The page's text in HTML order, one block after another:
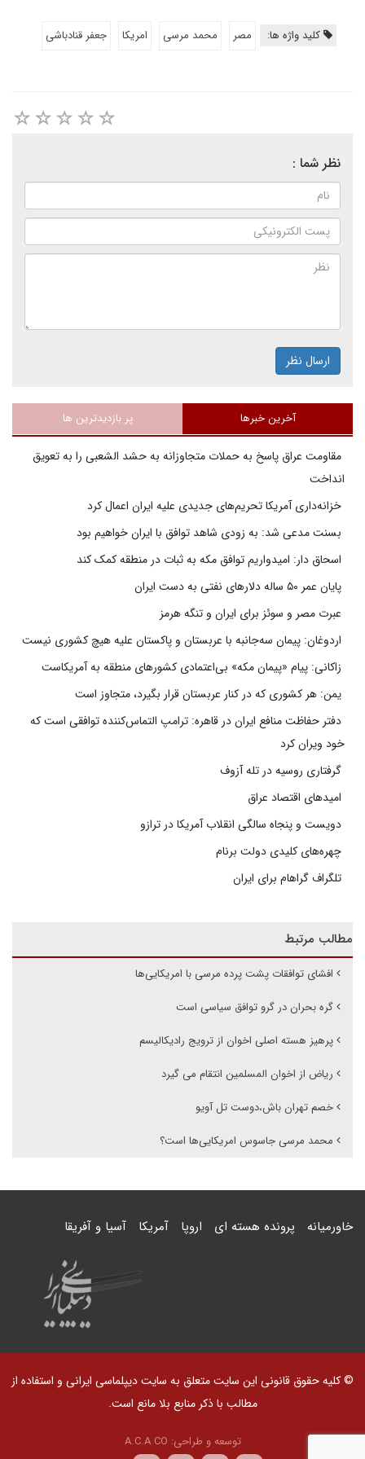
کلید واژه ها: مصر محمد مرسی امریکا جعفر قنادباشی
نظر شما :
ارسال نظر
آخرین خبرها پر بازدیدترین ها
مقاومت عراق پاسخ به حملات متجاوزانه به حشد الشعبی را به تعویق
انداخت
خزانه‌داری آمریکا تحریم‌های جدیدی علیه ایران اعمال کرد
بسنت مدعی شد: به زودی شاهد توافق با ایران خواهیم بود
اسحاق دار: امیدواریم توافق مکه به ثبات در منطقه کمک کند
پایان عمر ۵۰ ساله دلارهای نفتی به دست ایران
عبرت مصر و سوئز برای ایران و تنگه هرمز
اردوغان: پیمان سه‌جانبه با عربستان و پاکستان علیه هیچ کشوری نیست
زاکانی: پیام «پیمان مکه» بی‌اعتمادی کشورهای منطقه به آمریکاست
یمن: هر کشوری که در کنار عربستان قرار بگیرد، متجاوز است
دفتر حفاظت منافع ایران در قاهره: ترامپ التماس‌کننده توافقی است که
خود ویران کرد
گرفتاری روسیه در تله آزوف
امیدهای اقتصاد عراق
دویست و پنجاه سالگی انقلاب آمریکا در ترازو
چهره‌های کلیدی دولت برنام
تلگراف گراهام برای ایران
مطالب مرتبط
افشای توافقات پشت پرده مرسی با امریکایی‌ها
گره بحران در گرو توافق سیاسی است
پرهیز هسته اصلی اخوان از ترویج رادیکالیسم
ریاض از اخوان المسلمین انتقام می گیرد
خصم تهران باش،دوست تل آویو
محمد مرسی جاسوس امریکایی‌ها است؟
خاورمیانه پرونده هسته ای اروپا آمریکا آسیا و آفریقا
© کلیه حقوق قانونی این سایت متعلق به سایت دیپلماسی ایرانی و استفاده از
مطالب با ذکر منابع بلا مانع است.
توسعه و طراحی: A.C.A CO